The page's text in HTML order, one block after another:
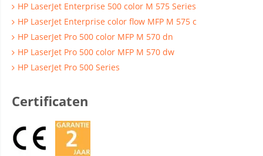
HP LaserJet Enterprise 500 color M 575 Series
HP LaserJet Enterprise color flow MFP M 575 c
HP LaserJet Pro 500 color MFP M 570 dn
HP LaserJet Pro 500 color MFP M 570 dw
HP LaserJet Pro 500 Series
Certificaten